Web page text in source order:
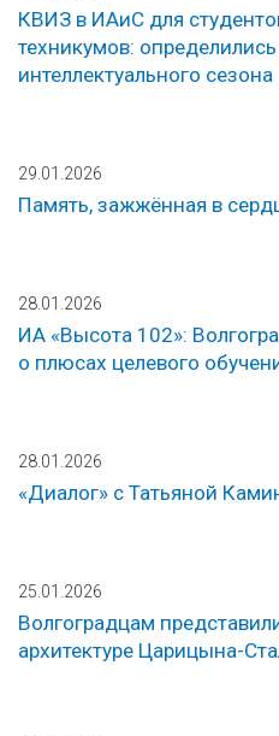
КВИЗ в ИАиС для
техникумов:
интеллектуального сезона
29.01.2026
Память, зажжённая в
28.01.2026
ИА «Высота 102»:
о плюсах целевого
28.01.2026
«Диалог» с Татьяной
25.01.2026
Волгоградцам
архитектуре Царицына-